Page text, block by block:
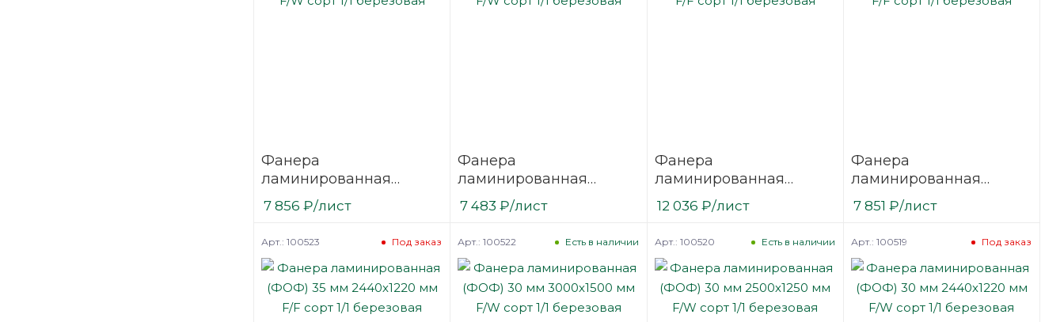
Фанера
ламинированная
(ФОФ) 35 мм 2500х1250
мм F/W сорт 1/1
7 856 ₽/лист
Фанера
ламинированная
(ФОФ) 35 мм 2440х1220
мм F/W сорт 1/1
7 483 ₽/лист
Фанера
ламинированная
(ФОФ) 35 мм 3000х1500
мм F/F сорт 1/1
12 036 ₽/лист
Фанера
ламинированная
(ФОФ) 35 мм 2500х1250
мм F/F сорт 1/1
7 851 ₽/лист
Под заказ
Арт.: 100523 Есть в наличии
Арт.: 100522 Есть в наличии
Арт.: 100520 Под заказ
Арт.: 100519